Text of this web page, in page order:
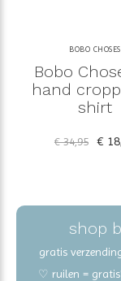
BOBO CHOSES
Bobo
hand
shirt
€ 34,95 €
shop
gratis
♡ ruilen =